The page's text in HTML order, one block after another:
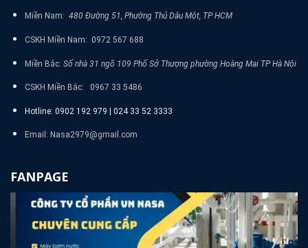
Miền Nam: 480 Đường 51, Phường Thủ Dâu Một, TP HCM
CSKH Miền Nam: 0972 567 688
Miền Bắc: Số nhà 31 ngõ 109 Phố Sở Thượng phường Hoàng Mai TP Hà Nội
CSKH Miền Bắc: 0967 33 5486
Hotline: 0902 192 979 | 024 33 52 3333
Email: Nasa2979@gmail.com
FANPAGE